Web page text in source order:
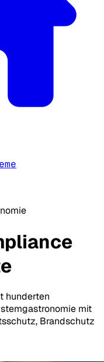
hunderten
mit
Brandschutz